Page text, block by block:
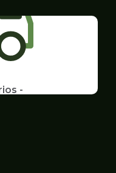
e Transferência
-